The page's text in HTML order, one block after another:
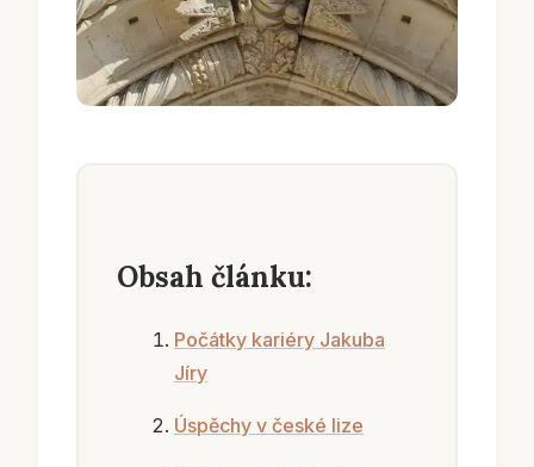
Obsah článku:
Počátky kariéry Jakuba
Jíry
Úspěchy v české lize